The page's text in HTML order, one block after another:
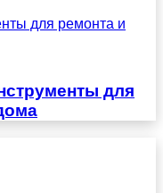
для ремонта и
для